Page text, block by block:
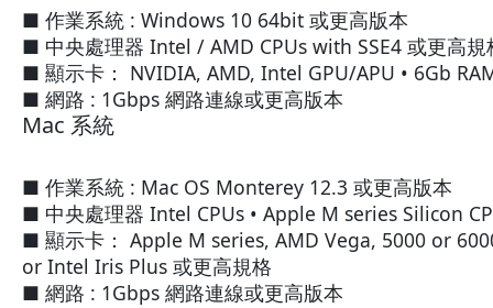
■ 作業系統 : Windows 10 64bit 或更高版本
■ 中央處理器 Intel / AMD CPUs with SSE4 或更高規
■ 顯示卡： NVIDIA, AMD, Intel GPU/APU • 6Gb
■ 網路 : 1Gbps 網路連線或更高版本
Mac 系統
■ 作業系統 : Mac OS Monterey 12.3 或更高版本
■ 中央處理器 Intel CPUs • Apple M series Silicon
■ 顯示卡： Apple M series, AMD Vega, 5000 or
or Intel Iris Plus 或更高規格
■ 網路 : 1Gbps 網路連線或更高版本